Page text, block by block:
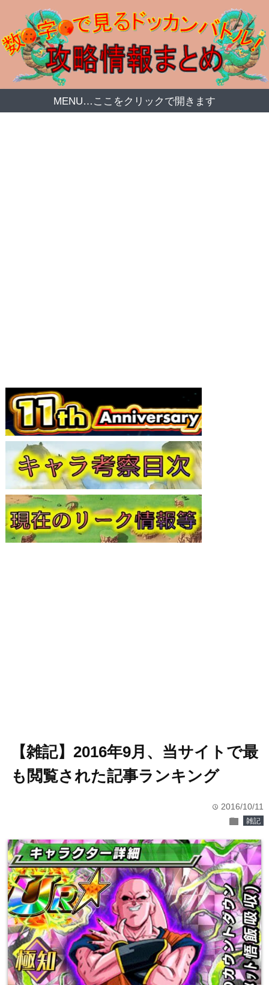
MENU…ここをクリックで開きます
【雑記】2016年9月、当サイトで最
も閲覧された記事ランキング
time 2016/10/11
folder 雑記